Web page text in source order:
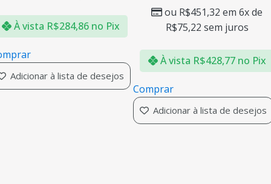
À vista R$284,86 no Pix
Adicionar à lista de desejos
ou R$451,32 em 6x de
R$75,22 sem juros
À vista R$428,77 no Pix
Comprar
Adicionar à lista de desejos